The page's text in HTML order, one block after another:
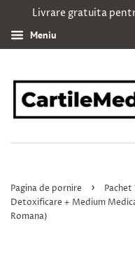
Livrare gratuita
Meniu
Pagina de pornire ›
Detoxificare + Medium
Romana)